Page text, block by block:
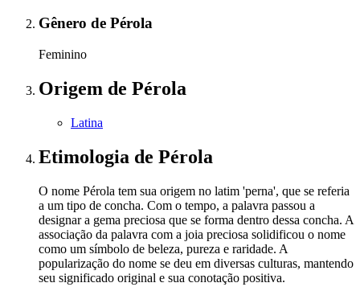
Gênero de Pérola
Feminino
Origem de Pérola
Latina
Etimologia de Pérola
O nome Pérola tem sua origem no latim 'perna', que se referia
a um tipo de concha. Com o tempo, a palavra passou a
designar a gema preciosa que se forma dentro dessa concha. A
associação da palavra com a joia preciosa solidificou o nome
como um símbolo de beleza, pureza e raridade. A
popularização do nome se deu em diversas culturas, mantendo
seu significado original e sua conotação positiva.